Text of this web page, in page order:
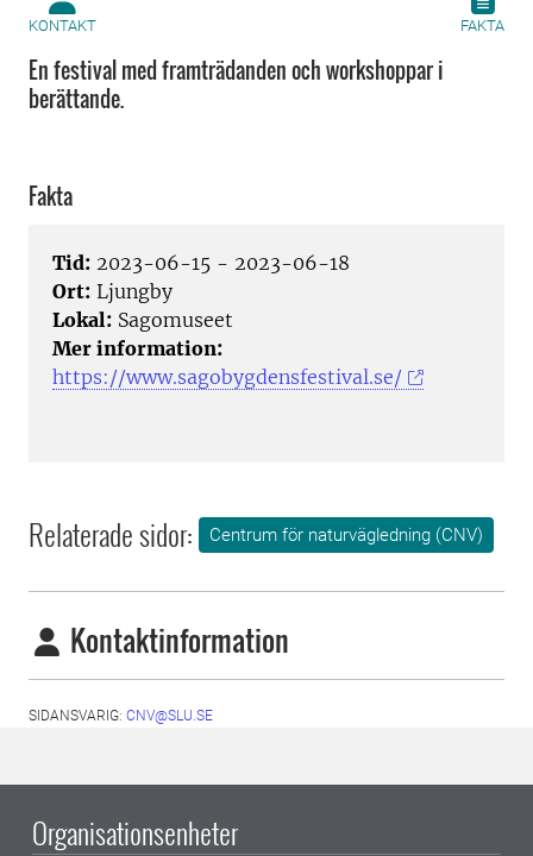
KONTAKT FAKTA
En festival med framträdanden och workshoppar i
berättande.
Fakta
Tid: 2023-06-15 - 2023-06-18
Ort: Ljungby
Lokal: Sagomuseet
Mer information:
https://www.sagobygdensfestival.se/
Relaterade sidor: Centrum för naturvägledning (CNV)
Kontaktinformation
SIDANSVARIG: CNV@SLU.SE
Organisationsenheter